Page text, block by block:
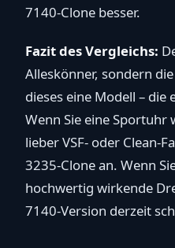
7140-Clone besser.
Fazit des Vergleichs:
Alleskönner, sondern
dieses eine Modell – die
Wenn Sie eine Sportuhr
lieber VSF- oder Clean-
3235-Clone an. Wenn
hochwertig wirkende
7140-Version derzeit